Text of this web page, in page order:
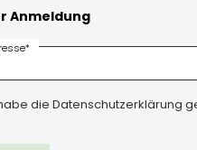
Anmeldung
die Datenschutzerklärung